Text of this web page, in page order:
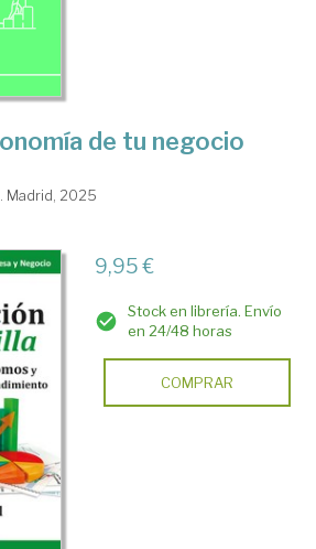
de tu negocio
Madrid, 2025
9,95 €
Stock en librería. Envío
en 24/48 horas
COMPRAR